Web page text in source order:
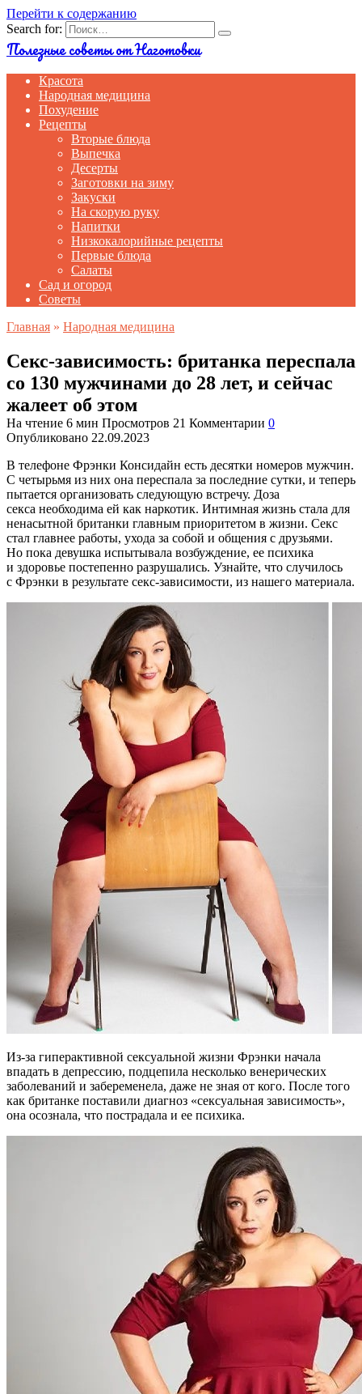
Перейти к содержанию
Search for:
Полезные советы от Наготовки
Красота
Народная медицина
Похудение
Рецепты
Вторые блюда
Выпечка
Десерты
Заготовки на зиму
Закуски
На скорую руку
Напитки
Низкокалорийные рецепты
Первые блюда
Салаты
Сад и огород
Советы
Главная » Народная медицина
Секс-зависимость: британка переспала
со 130 мужчинами до 28 лет, и сейчас
жалеет об этом
На чтение 6 мин Просмотров 21 Комментарии 0
Опубликовано 22.09.2023
В телефоне Фрэнки Консидайн есть десятки номеров мужчин.
С четырьмя из них она переспала за последние сутки, и теперь
пытается организовать следующую встречу. Доза
секса необходима ей как наркотик. Интимная жизнь стала для
ненасытной британки главным приоритетом в жизни. Секс
стал главнее работы, ухода за собой и общения с друзьями.
Но пока девушка испытывала возбуждение, ее психика
и здоровье постепенно разрушались. Узнайте, что случилось
с Фрэнки в результате секс-зависимости, из нашего материала.
Из-за гиперактивной сексуальной жизни Фрэнки начала
впадать в депрессию, подцепила несколько венерических
заболеваний и забеременела, даже не зная от кого. После того
как британке поставили диагноз «сексуальная зависимость»,
она осознала, что пострадала и ее психика.